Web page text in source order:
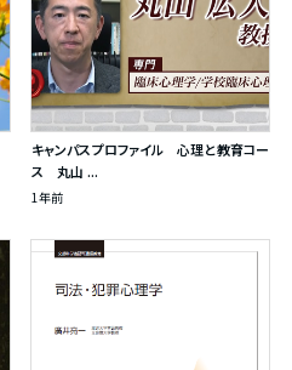
キャンパスプロファイル 心理と教育コー
ス 丸山 ...
1年前